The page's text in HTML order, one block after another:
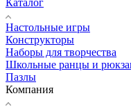
Настольные игры
Конструкторы
Наборы для творчества
Школьные ранцы и
Пазлы
Компания